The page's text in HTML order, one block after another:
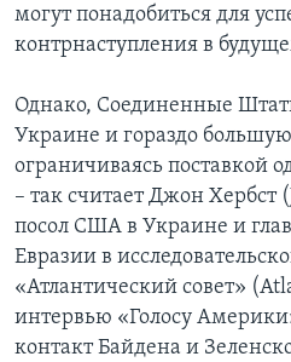
могут понадобиться для
контрнаступления в
Однако, Соединенные
Украине и гораздо
ограничиваясь поставкой
– так считает Джон
посол США в Украине и
Евразии в
«Атлантический совет»
интервью «Голосу
контакт Байдена и